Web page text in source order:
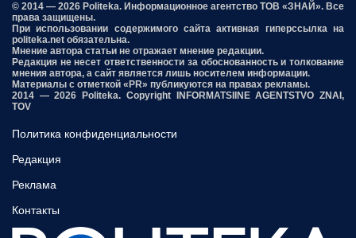
© 2014 — 2026 Politeka. Информационное агентство ТОВ «ЗНАЙ». Все
права защищены.
При использовании содержимого сайта активная гиперссылка на
politeka.net обязательна.
Мнение автора статьи не отражает мнение редакции.
Редакция не несет ответственности за обоснованность и толкование
мнения автора, а сайт является лишь носителем информации.
Материалы с отметкой «PR» публикуются на правах рекламы.
2014 — 2026 Politeka. Copyright INFORMATSIINE AGENTSTVO ZNAI,
TOV
Политика конфиденциальности
Редакция
Реклама
Контакты